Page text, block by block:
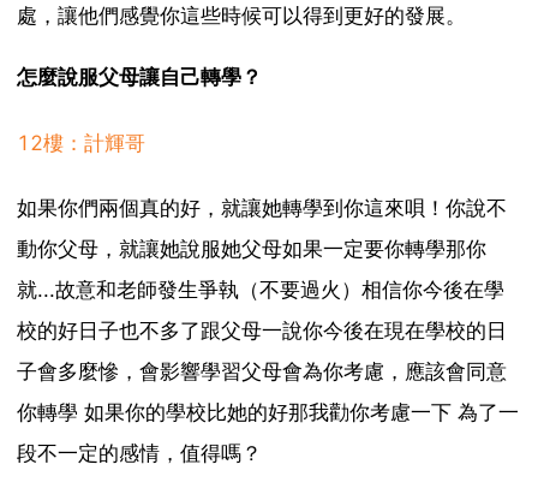
處，讓他們感覺你這些時候可以得到更好的發展。
怎麼說服父母讓自己轉學？
12樓：計輝哥
如果你們兩個真的好，就讓她轉學到你這來唄！你說不
動你父母，就讓她說服她父母如果一定要你轉學那你
就...故意和老師發生爭執（不要過火）相信你今後在學
校的好日子也不多了跟父母一說你今後在現在學校的日
子會多麼慘，會影響學習父母會為你考慮，應該會同意
你轉學 如果你的學校比她的好那我勸你考慮一下 為了一
段不一定的感情，值得嗎？